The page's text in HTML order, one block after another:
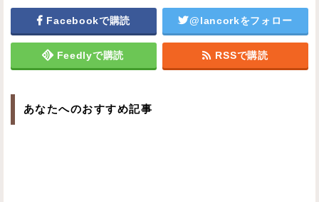
Facebookで購読 @lancorkをフォロー
Feedlyで購読 RSSで購読
あなたへのおすすめ記事